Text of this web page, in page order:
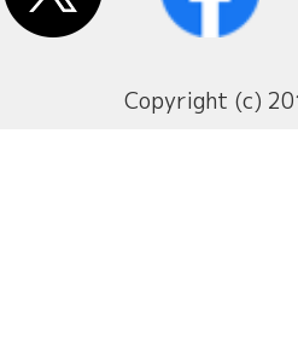
Copyright (c)